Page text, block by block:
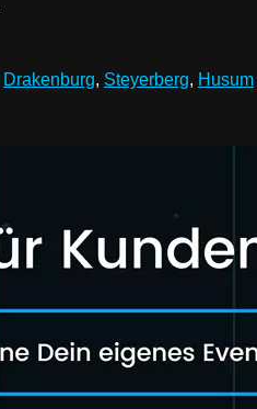
Drakenburg, Steyerberg, Husum